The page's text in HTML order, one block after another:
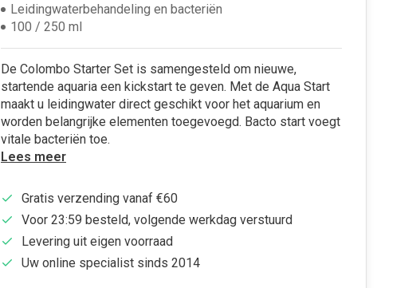
Leidingwaterbehandeling en bacteriën
100 / 250 ml
De Colombo Starter Set is samengesteld om nieuwe,
startende aquaria een kickstart te geven. Met de Aqua Start
maakt u leidingwater direct geschikt voor het aquarium en
worden belangrijke elementen toegevoegd. Bacto start voegt
vitale bacteriën toe.
Lees meer
Gratis verzending vanaf €60
Voor 23:59 besteld, volgende werkdag verstuurd
Levering uit eigen voorraad
Uw online specialist sinds 2014